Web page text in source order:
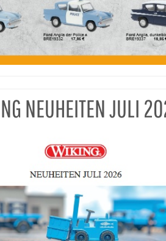
NEUHEITEN JULI